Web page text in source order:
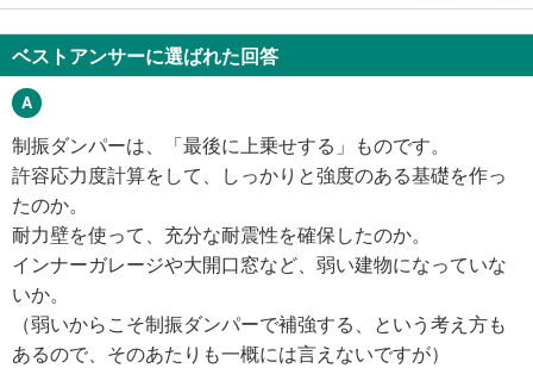
ベストアンサーに選ばれた回答
制振ダンパーは、「最後に上乗せする」ものです。
許容応力度計算をして、しっかりと強度のある基礎を作っ
たのか。
耐力壁を使って、充分な耐震性を確保したのか。
インナーガレージや大開口窓など、弱い建物になっていな
いか。
（弱いからこそ制振ダンパーで補強する、という考え方も
あるので、そのあたりも一概には言えないですが）